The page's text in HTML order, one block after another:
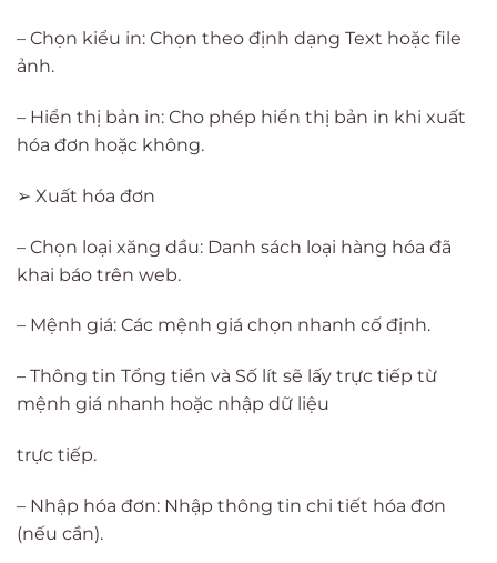
– Chọn kiểu in: Chọn theo định dạng Text hoặc file
ảnh.
– Hiển thị bản in: Cho phép hiển thị bản in khi xuất
hóa đơn hoặc không.
➢ Xuất hóa đơn
– Chọn loại xăng dầu: Danh sách loại hàng hóa đã
khai báo trên web.
– Mệnh giá: Các mệnh giá chọn nhanh cố định.
– Thông tin Tổng tiền và Số lít sẽ lấy trực tiếp từ
mệnh giá nhanh hoặc nhập dữ liệu
trực tiếp.
– Nhập hóa đơn: Nhập thông tin chi tiết hóa đơn
(nếu cần).